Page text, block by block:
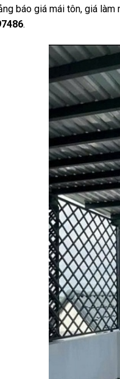
báo giá mái tôn, giá
.